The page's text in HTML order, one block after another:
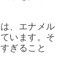
、エナメル
います。そ
ぎること